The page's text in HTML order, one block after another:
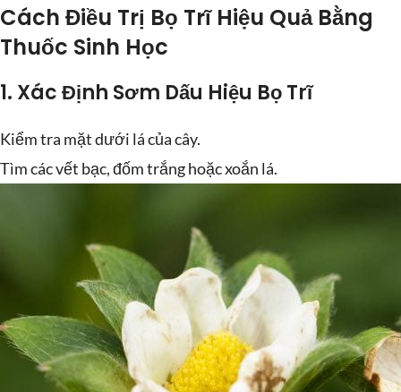
Cách Điều Trị Bọ Trĩ Hiệu Quả Bằng
Thuốc Sinh Học
1. Xác Định Sơm Dấu Hiệu Bọ Trĩ
Kiểm tra mặt dưới lá của cây.
Tìm các vết bạc, đốm trắng hoặc xoắn lá.